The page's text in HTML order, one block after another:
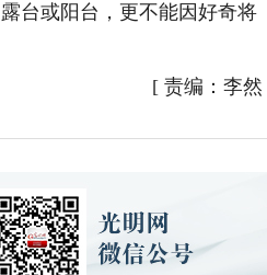
台或阳台，更不能因好奇将
[ 责编：李然